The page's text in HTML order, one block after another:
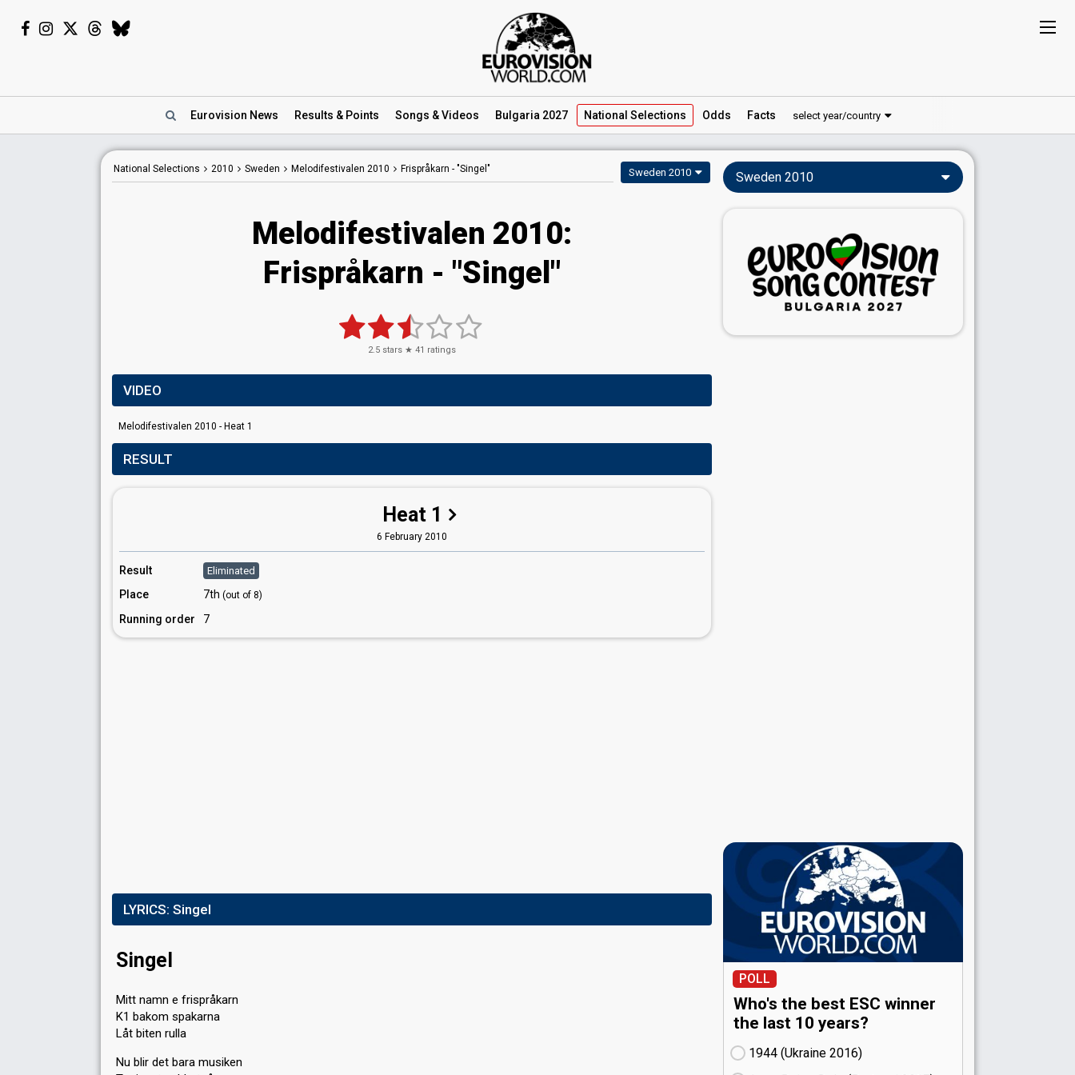
Eurovision News Results & Points Songs & Videos Bulgaria 2027 National Selections Odds Facts select year/country
National Selections 2010 Sweden Melodifestivalen 2010 Frispråkarn - "Singel" Sweden 2010
Melodifestivalen 2010:
Frispråkarn - "Singel"
2.5 stars ★ 41 ratings
VIDEO
Melodifestivalen 2010 - Heat 1
RESULT
Heat 1
6 February 2010
Result Eliminated
Place 7th (out of 8)
Running order 7
LYRICS: Singel
Singel
Mitt namn e frispråkarn
K1 bakom spakarna
Låt biten rulla
Nu blir det bara musiken
Sweden 2010
POLL
Who's the best ESC winner
the last 10 years?
1944 (Ukraine
16)